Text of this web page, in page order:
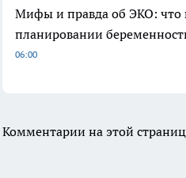
Мифы и правда об ЭКО: что
планировании
06:00
Комментарии на этой